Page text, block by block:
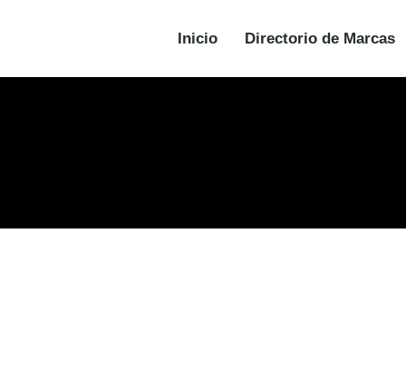
Inicio Directorio de Marcas